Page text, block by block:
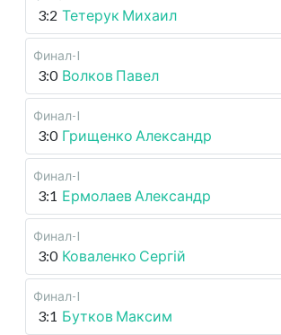
3:2 Тетерук Михаил
Финал-I
3:0 Волков Павел
Финал-I
3:0 Грищенко Александр
Финал-I
3:1 Ермолаев Александр
Финал-I
3:0 Коваленко Сергій
Финал-I
3:1 Бутков Максим